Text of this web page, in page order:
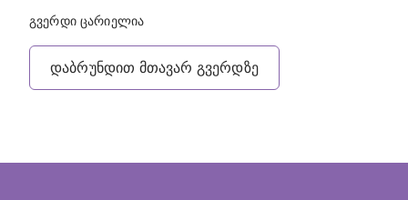
გვერდი ცარიელია
დაბრუნდით მთავარ გვერდზე